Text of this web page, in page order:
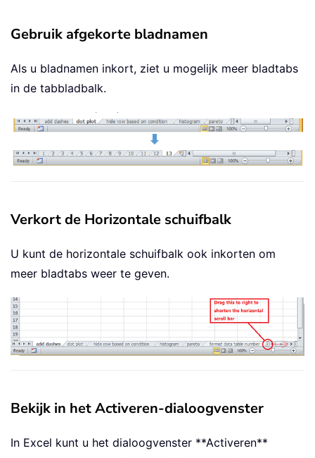
Gebruik afgekorte bladnamen
Als u bladnamen inkort, ziet u mogelijk meer bladtabs
in de tabbladbalk.
Verkort de Horizontale schuifbalk
U kunt de horizontale schuifbalk ook inkorten om
meer bladtabs weer te geven.
Bekijk in het Activeren-dialoogvenster
In Excel kunt u het dialoogvenster **Activeren**